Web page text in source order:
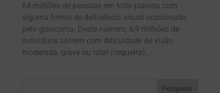
64 milhões de pessoas em todo planeta com
alguma forma de deficiência visual ocasionada
pelo glaucoma. Deste número, 6,9 milhões de
indivíduos sofrem com dificuldade de visão
moderada, grave ou total (cegueira),...
Pesquisar